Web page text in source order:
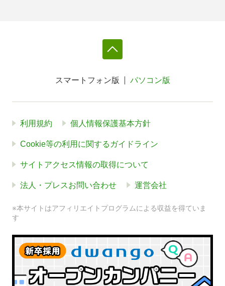
スマートフォン版 パソコン版
利用規約 個人情報保護基本方針
Cookie等の利用に関するガイドライン
サイトアクセス情報の取得について
法人・プレスお問い合わせ 運営会社
※本サイトはアフィリエイトプログラムによる収益を得ていま
す